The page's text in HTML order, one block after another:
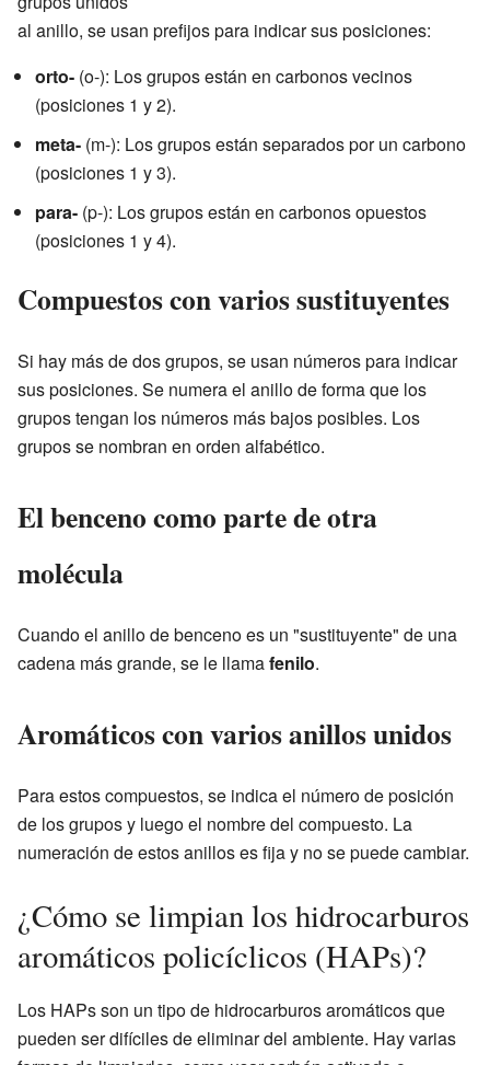
al anillo, se usan prefijos para indicar sus posiciones:
orto- (o-): Los grupos están en carbonos vecinos
(posiciones 1 y 2).
meta- (m-): Los grupos están separados por un carbono
(posiciones 1 y 3).
para- (p-): Los grupos están en carbonos opuestos
(posiciones 1 y 4).
Compuestos con varios sustituyentes
Si hay más de dos grupos, se usan números para indicar
sus posiciones. Se numera el anillo de forma que los
grupos tengan los números más bajos posibles. Los
grupos se nombran en orden alfabético.
El benceno como parte de otra
molécula
Cuando el anillo de benceno es un "sustituyente" de una
cadena más grande, se le llamafenilo.
Aromáticos con varios anillos unidos
Para estos compuestos, se indica el número de posición
de los grupos y luego el nombre del compuesto. La
numeración de estos anillos es fija y no se puede cambiar.
¿Cómo se limpian los hidrocarburos
aromáticos policíclicos (HAPs)?
Los HAPs son un tipo de hidrocarburos aromáticos que
pueden ser difíciles de eliminar del ambiente. Hay varias